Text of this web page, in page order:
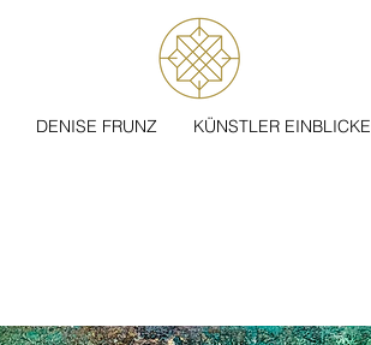
DENISE FRUNZ KÜNSTLER EINBLICKE